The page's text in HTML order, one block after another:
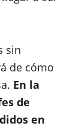
sin
de cómo
En la
de
en